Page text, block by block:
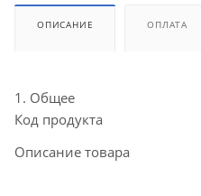
ОПИСАНИЕ ОПЛАТА
1. Общее
Код продукта
Описание товара